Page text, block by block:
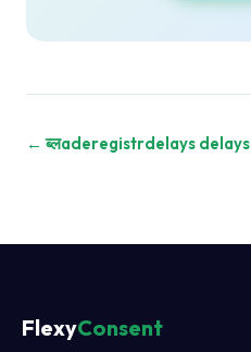
← ब्लaderegistrdelays delays
FlexyConsent